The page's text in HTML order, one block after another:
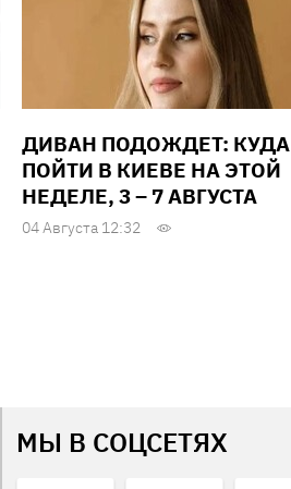
ДИВАН ПОДОЖДЕТ: КУДА
ПОЙТИ В КИЕВЕ НА ЭТОЙ
НЕДЕЛЕ, 3 – 7 АВГУСТА
04 Августа 12:32
МЫ В СОЦСЕТЯХ